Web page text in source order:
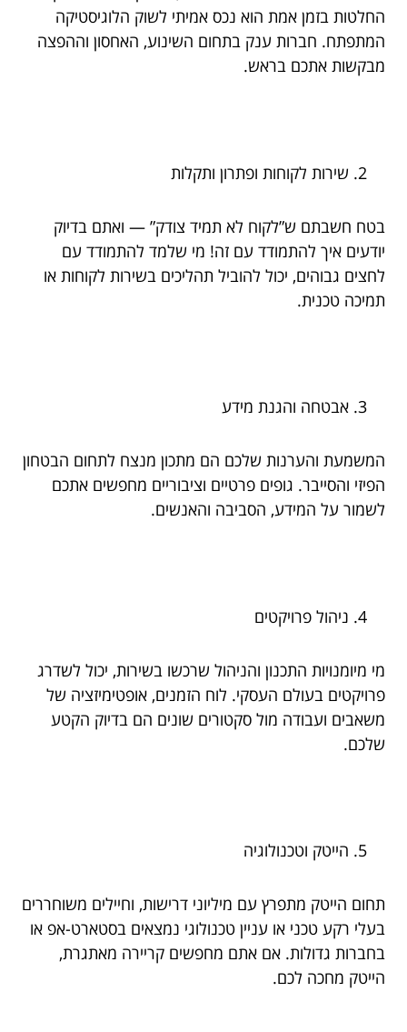
החלטות בזמן אמת הוא נכס אמיתי לשוק הלוגיסטיקה
המתפתח. חברות ענק בתחום השינוע, האחסון וההפצה
מבקשות אתכם בראש.
שירות לקוחות ופתרון ותקלות
בטח חשבתם ש”לקוח לא תמיד צודק” — ואתם בדיוק
יודעים איך להתמודד עם זה! מי שלמד להתמודד עם
לחצים גבוהים, יכול להוביל תהליכים בשירות לקוחות או
תמיכה טכנית.
אבטחה והגנת מידע
המשמעת והערנות שלכם הם מתכון מנצח לתחום הבטחון
הפיזי והסייבר. גופים פרטיים וציבוריים מחפשים אתכם
לשמור על המידע, הסביבה והאנשים.
ניהול פרויקטים
מי מיומנויות התכנון והניהול שרכשו בשירות, יכול לשדרג
פרויקטים בעולם העסקי. לוח הזמנים, אופטימיזציה של
משאבים ועבודה מול סקטורים שונים הם בדיוק הקטע
שלכם.
הייטק וטכנולוגיה
תחום הייטק מתפרץ עם מיליוני דרישות, וחיילים משוחררים
בעלי רקע טכני או עניין טכנולוגי נמצאים בסטארט-אפ או
בחברות גדולות. אם אתם מחפשים קריירה מאתגרת,
הייטק מחכה לכם.